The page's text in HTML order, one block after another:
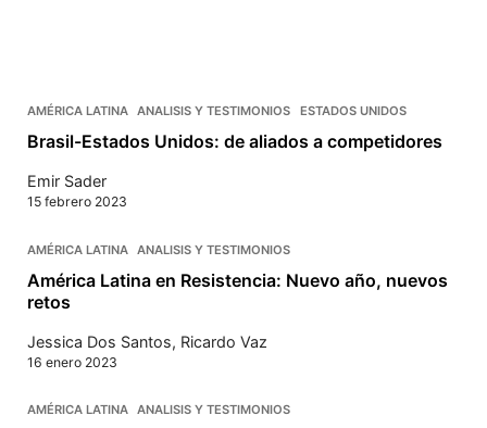
AMÉRICA LATINA ANALISIS Y TESTIMONIOS ESTADOS UNIDOS
Brasil-Estados Unidos: de aliados a competidores
Emir Sader
15 febrero 2023
AMÉRICA LATINA ANALISIS Y TESTIMONIOS
América Latina en Resistencia: Nuevo año, nuevos
retos
Jessica Dos Santos, Ricardo Vaz
16 enero 2023
AMÉRICA LATINA ANALISIS Y TESTIMONIOS